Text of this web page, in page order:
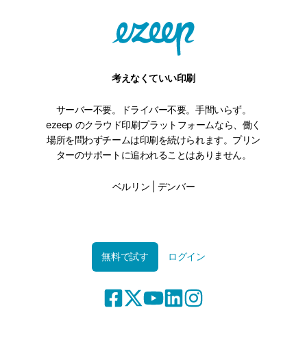
考えなくていい印刷
サーバー不要。ドライバー不要。手間いらず。
ezeep のクラウド印刷プラットフォームなら、働く
場所を問わずチームは印刷を続けられます。プリン
ターのサポートに追われることはありません。
ベルリン | デンバー
無料で試す ログイン